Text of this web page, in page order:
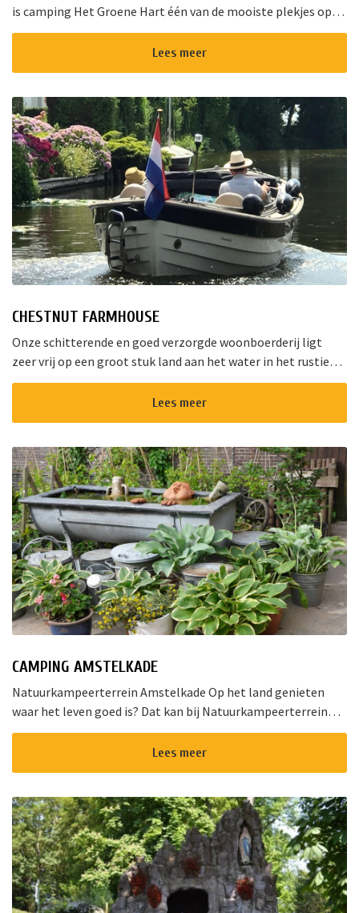
is camping Het Groene Hart één van de mooiste plekjes op
het landgoed van Ipse de Bruggen in Nieuwveen. Het l...
Lees meer
CHESTNUT FARMHOUSE
Onze schitterende en goed verzorgde woonboerderij ligt
zeer vrij op een groot stuk land aan het water in het rustieke
dorpje Aarlanderveen vlak bij de Nieuwkoopse Plassen. Het
Lees meer
CAMPING AMSTELKADE
Natuurkampeerterrein Amstelkade Op het land genieten
waar het leven goed is? Dat kan bij Natuurkampeerterrein
Amstelkade. Op onze natuurvriendelijke camping met
ruime,open plaatsen is het...Lees meer